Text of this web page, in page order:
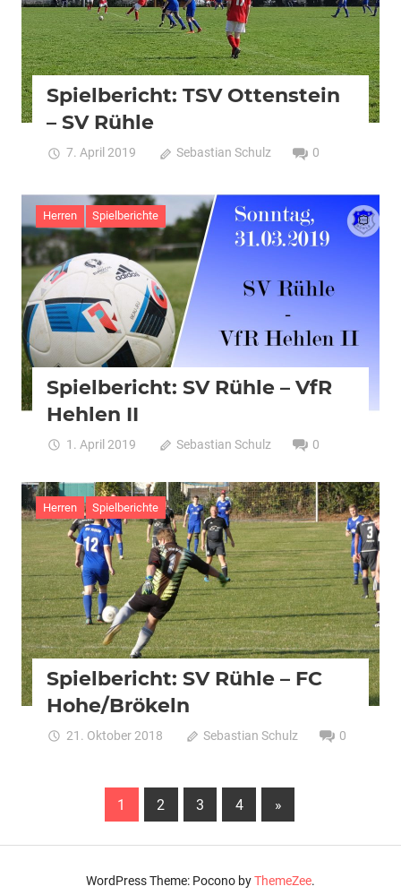
Spielbericht: TSV Ottenstein
– SV Rühle
7. April 2019 Sebastian Schulz 0
Herren Spielberichte
Spielbericht: SV Rühle – VfR
Hehlen II
1. April 2019 Sebastian Schulz 0
Herren Spielberichte
Spielbericht: SV Rühle – FC
Hohe/Brökeln
21. Oktober 2018 Sebastian Schulz 0
Seitennummerierung
der
Beiträge
1 2 3 4
Nächste
Beiträge
»
WordPress Theme: Pocono byThemeZee.